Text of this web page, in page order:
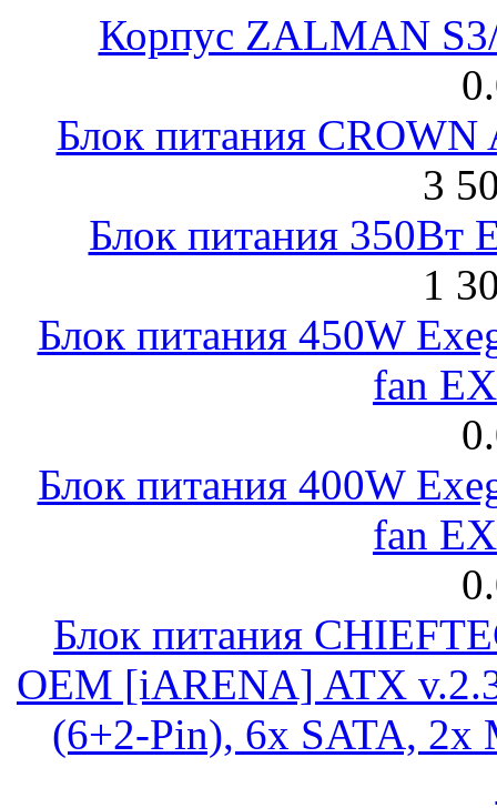
Корпус ZALMAN
Блок питания
3
Блок питания 350Вт
1
Блок питания 450W
fan
Блок питания 400W
fan
Блок питания
OEM [iARENA] ATX
(6+2-Pin), 6x SATA, 2x